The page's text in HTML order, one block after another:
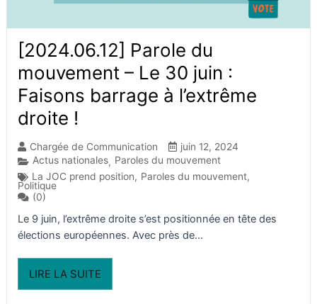
[2024.06.12] Parole du
mouvement – Le 30 juin :
Faisons barrage à l’extrême
droite !
Chargée de Communication
juin 12, 2024
Actus nationales, Paroles du mouvement
La JOC prend position, Paroles du mouvement,
Politique
(0)
Le 9 juin, l’extrême droite s’est positionnée en tête des
élections européennes. Avec près de...
LIRE LA SUITE